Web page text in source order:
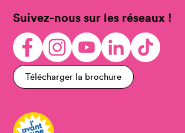
Suivez-nous sur les réseaux !
Télécharger la brochure